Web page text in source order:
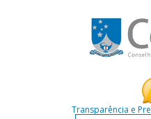
Transparência e